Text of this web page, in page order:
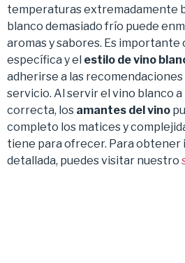
temperaturas extremadamente
blanco demasiado frío puede
aromas y sabores. Es importante
específica y el estilo de vino
adherirse a las
servicio. Al servir el vino blanco
correcta, los amantes del vino
completo los matices y
tiene para ofrecer. Para obtener
detallada, puedes visitar nuestro